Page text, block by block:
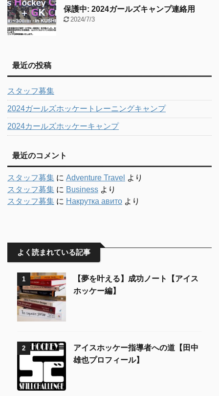
保護中: 2024ガールズキャンプ連絡用
2024/7/3
最近の投稿
スタッフ募集
2024ガールズホッケートレーニングキャンプ
2024カールズホッケーキャンプ
最近のコメント
スタッフ募集 に Adventure Travel より
スタッフ募集 に Business より
スタッフ募集 に Накрутка авито より
よく読まれている記事
1
【夢を叶える】成功ノート【アイス
ホッケー編】
2
アイスホッケー指導者への道【田中
雄也プロフィール】